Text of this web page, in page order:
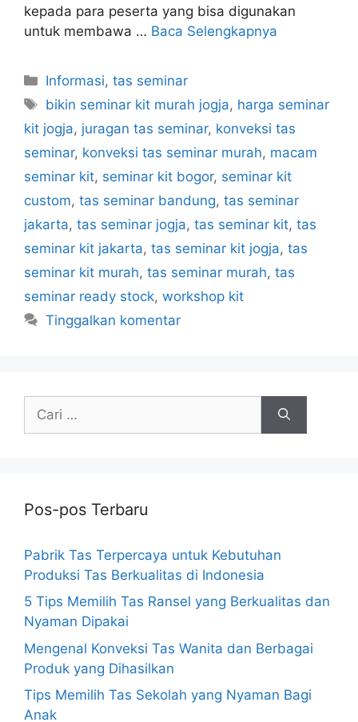
kepada para peserta yang bisa digunakan
untuk membawa … Baca Selengkapnya
Kategori
Informasi,tas seminar
Tag
bikin seminar kit murah jogja, harga seminar
kit jogja, juragan tas seminar, konveksi tas
seminar, konveksi tas seminar murah, macam
seminar kit, seminar kit bogor, seminar kit
custom, tas seminar bandung, tas seminar
jakarta, tas seminar jogja, tas seminar kit, tas
seminar kit jakarta, tas seminar kit jogja, tas
seminar kit murah, tas seminar murah, tas
seminar ready stock, workshop kit
Tinggalkan komentar
untuk:
Pos-pos Terbaru
Pabrik Tas Terpercaya untuk Kebutuhan
Produksi Tas Berkualitas di Indonesia
5 Tips Memilih Tas Ransel yang Berkualitas dan
Nyaman Dipakai
Mengenal Konveksi Tas Wanita dan Berbagai
Produk yang Dihasilkan
Tips Memilih Tas Sekolah yang Nyaman Bagi
Anak